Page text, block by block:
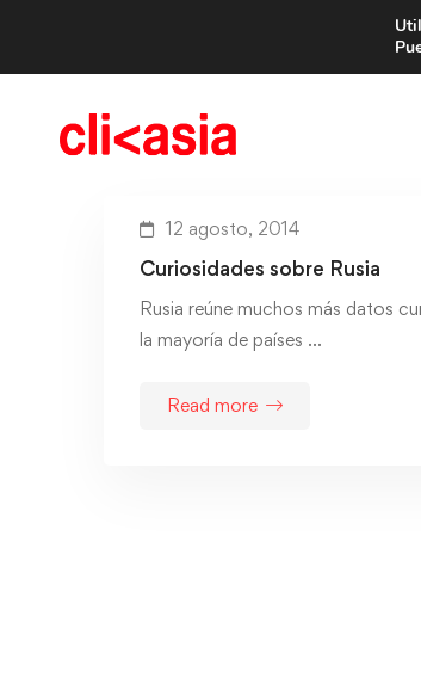
12 agosto, 2014
Curiosidades sobre Rusia
Rusia reúne muchos más datos
la mayoría de países …
Read more